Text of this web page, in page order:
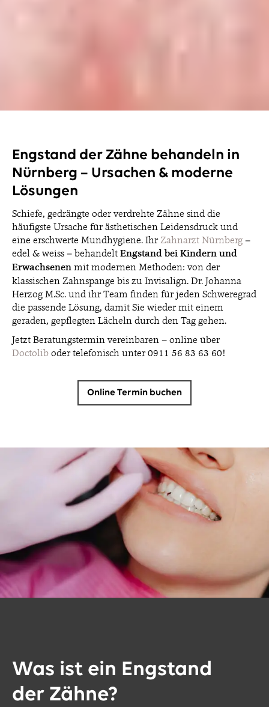
Engstand der Zähne behandeln in
Nürnberg – Ursachen & moderne
Lösungen
Schiefe, gedrängte oder verdrehte Zähne sind die
häufigste Ursache für ästhetischen Leidensdruck und
eine erschwerte Mundhygiene. IhrZahnarzt Nürnberg –
edel & weiss – behandelt Engstand bei Kindern und
Erwachsenen mit modernen Methoden: von der
klassischen Zahnspange bis zu Invisalign. Dr. Johanna
Herzog M.Sc. und ihr Team finden für jeden Schweregrad
die passende Lösung, damit Sie wieder mit einem
geraden, gepflegten Lächeln durch den Tag gehen.
Jetzt Beratungstermin vereinbaren – online über
Doctolib oder telefonisch unter 0911 56 83 63 60!
Online Termin buchen
Was ist ein Engstand
der Zähne?